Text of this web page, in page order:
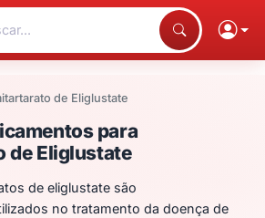
de Eliglustate
para
para
de Eliglustate
de eliglustate são
no tratamento da doença de